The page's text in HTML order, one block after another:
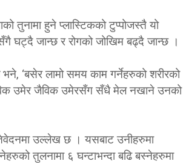
तुनामा हुने प्लास्टिकको टुप्पोजस्तै यो
घट्दै जान्छ र रोगको जोखिम बढ्दै जान्छ ।
भने, ‘बसेर लामो समय काम गर्नेहरुको शरीरको
उमेर जैविक उमेरसँग सँधै मेल नखाने उनको
उल्लेख छ । यसबाट उनीहरुमा
तुलनामा ६ घन्टाभन्दा बढि बस्नेहरुमा
‘कम्युनिस्टको खोल ओढेका
जति घुमे पनि कहिँ पुग्दैनन्’
2/21/2018